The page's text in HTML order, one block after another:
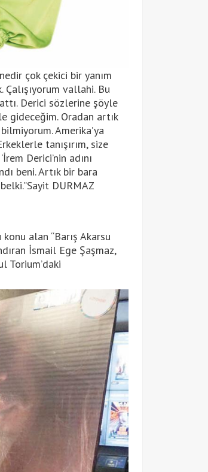
çok çekici bir yanım
Çalışıyorum vallahi. Bu
Derici sözlerine şöyle
gideceğim. Oradan artık
Amerika’ya
tanışırım, size
Derici’nin adını
beni. Artık bir bara
DURMAZ
konu alan “Barış Akarsu
İsmail Ege Şaşmaz,
Torium’daki